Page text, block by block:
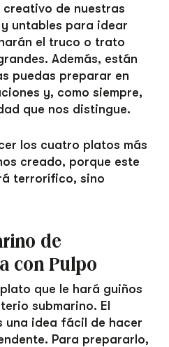
creativo de nuestras
untables para idear
el truco o trato
Además, están
puedas preparar en
y, como siempre,
que nos distingue.
los cuatro platos más
creado, porque este
terrorífico, sino
de
con Pulpo
que le hará guiños
submarino. El
una idea fácil de hacer
Para prepararlo,